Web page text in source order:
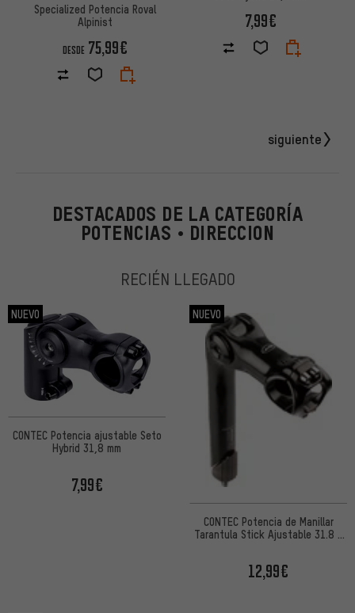
Specialized Potencia Roval
Alpinist
DESDE 75,99€
7,99€
siguiente
DESTACADOS DE LA CATEGORÍA
POTENCIAS • DIRECCION
RECIÉN LLEGADO
NUEVO
CONTEC Potencia ajustable Seto
Hybrid 31,8 mm
7,99€
NUEVO
CONTEC Potencia de Manillar
Tarantula Stick Ajustable 31.8 -
12,99€